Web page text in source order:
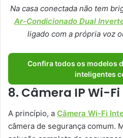
Na casa conectada não tem
Ar-Condicionado Dual
ligado com a própria voz
Confira todos os modelos
inteligentes
8. Câmera IP Wi-Fi
A princípio, a Câmera Wi-Fi
câmera de segurança comum.